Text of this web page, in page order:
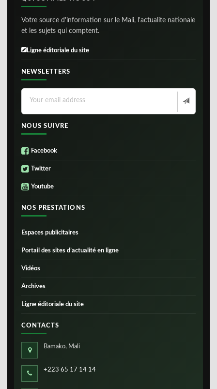
Votre source d'information sur le Mali, l'actualite nationale
et les sujets qui comptent.
Ligne éditoriale du site
NEWSLETTERS
NOUS SUIVRE
Facebook
Twitter
Youtube
NOS PRESTATIONS
Espaces publicitaires
Portail des sites d’actualité en ligne
Vidéos
Archives
Ligne éditoriale du site
CONTACTS
Bamako, Mali
+223 65 17 14 14